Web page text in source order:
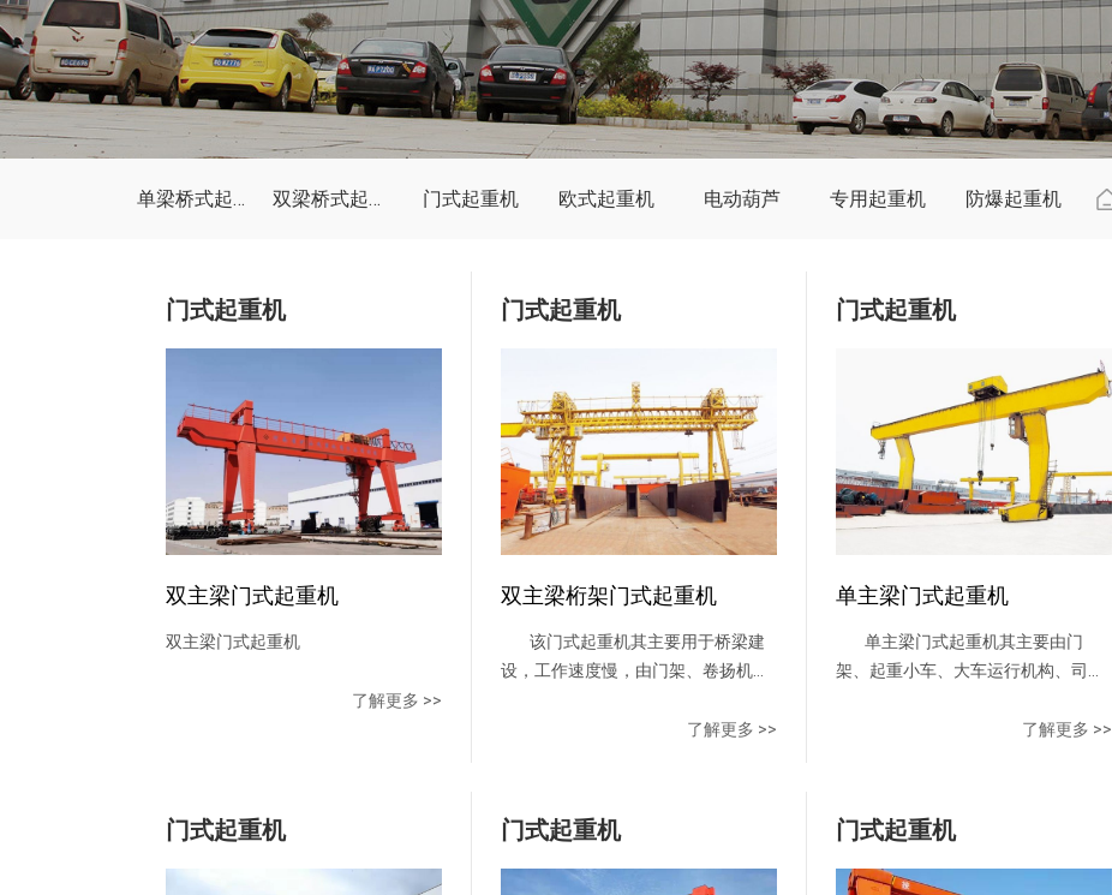
单梁桥式起重机 双梁桥式起重机 门式起重机 欧式起重机 电动葫芦 专用起重机 防爆起重机
门式起重机
双主梁门式起重机
双主梁门式起重机
了解更多 >>
门式起重机
双主梁桁架门式起重机
该门式起重机其主要用于桥梁建
设，工作速度慢，由门架、卷扬机小
制系统组成。 门架为桁架结构，
台车及走台栏杆等。主梁采用三角桁
架结构，上面铺设有轨道，供小车沿
主梁方向作横向移动。支腿采用箱形
了解更多 >>
门式起重机
单主梁门式起重机
单主梁门式起重机其主要由门
架、起重小车、大车运行机构、司机
箱形单主梁两支腿结构，起重量20t
梁一侧运行。主梁采用单梁偏轨形
式，支腿与下横梁组成L型，支腿两
侧一般均带有悬臂，吊运物品时过跨
了解更多 >>
门式起重机 门式起重机 门式起重机